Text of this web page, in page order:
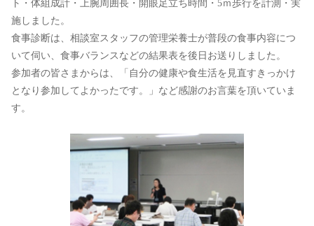
ト・体組成計・上腕周囲長・開眼足立ち時間・5ｍ歩行を計測・実
施しました。
食事診断は、相談室スタッフの管理栄養士が普段の食事内容につ
いて伺い、食事バランスなどの結果表を後日お送りしました。
参加者の皆さまからは、「自分の健康や食生活を見直すきっかけ
となり参加してよかったです。」など感謝のお言葉を頂いていま
す。